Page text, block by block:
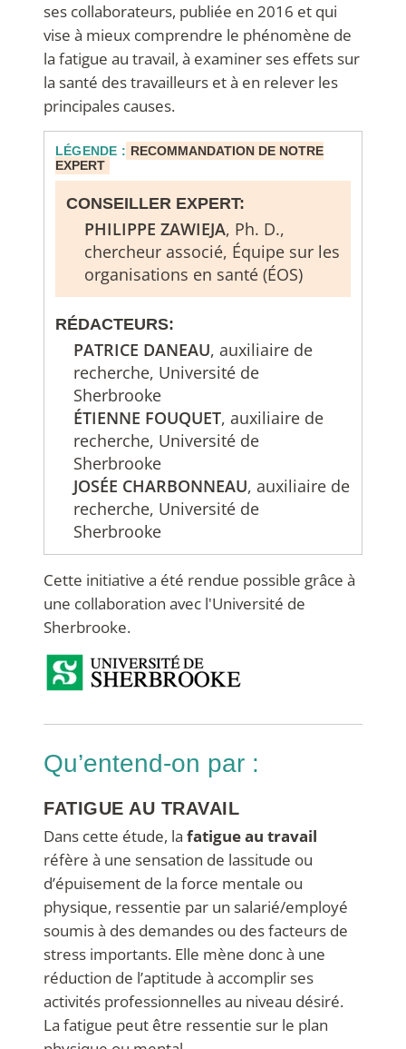
ses collaborateurs, publiée en 2016 et qui
vise à mieux comprendre le phénomène de
la fatigue au travail, à examiner ses effets sur
la santé des travailleurs et à en relever les
principales causes.
LÉGENDE : RECOMMANDATION DE NOTRE
EXPERT
CONSEILLER EXPERT:
PHILIPPE ZAWIEJA, Ph. D.,
chercheur associé, Équipe sur les
organisations en santé (ÉOS)
RÉDACTEURS:
PATRICE DANEAU, auxiliaire de
recherche, Université de
Sherbrooke
ÉTIENNE FOUQUET, auxiliaire de
recherche, Université de
Sherbrooke
JOSÉE CHARBONNEAU, auxiliaire de
recherche, Université de
Sherbrooke
Cette initiative a été rendue possible grâce à
une collaboration avec l'Université de
Sherbrooke.
qu’entend-on par :
FATIGUE AU TRAVAIL
Dans cette étude, la fatigue au travail
réfère à une sensation de lassitude ou
d’épuisement de la force mentale ou
physique, ressentie par un salarié/employé
soumis à des demandes ou des facteurs de
stress importants. Elle mène donc à une
réduction de l’aptitude à accomplir ses
activités professionnelles au niveau désiré.
La fatigue peut être ressentie sur le plan